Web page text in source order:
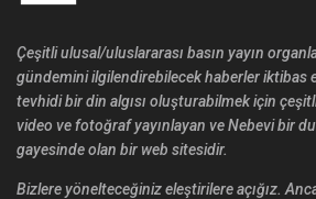
Çeşitli ulusal/uluslararası basın yayın
gündemini ilgilendirebilecek haberler iktibas
tevhidi bir din algısı oluşturabilmek için
video ve fotoğraf yayınlayan ve Nebevi bir
gayesinde olan bir web sitesidir.
Bizlere yönelteceğiniz eleştirilere açığız.